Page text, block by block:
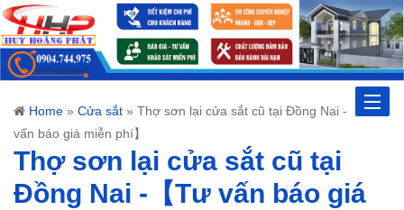
Toggle
Home » Cửa sắt » Thợ sơn lại cửa sắt cũ tại Đồng Nai -【Tư
vấn báo giá miễn phí】
Thợ sơn lại cửa sắt cũ tại
Đồng Nai -【Tư vấn báo giá